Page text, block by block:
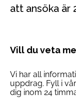
att ansöka är
Vill du veta
Vi har all
uppdrag. Fyll i
dig inom 24